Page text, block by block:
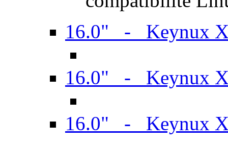
16.0" - Keynux
16.0" - Keynux
16.0" - Keynux